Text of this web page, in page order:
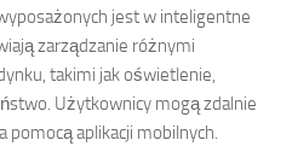
jest w inteligentne
zarządzanie różnymi
takimi jak oświetlenie,
Użytkownicy mogą zdalnie
aplikacji mobilnych.